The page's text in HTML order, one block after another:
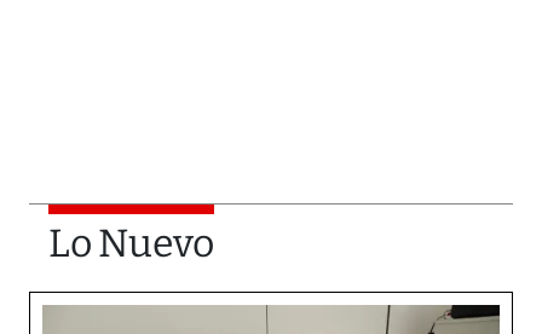
Lo Nuevo